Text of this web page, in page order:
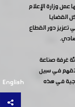
English
وزارة الإعلام
القضايا
تعزيز دور القطاع
غرفة صناعة
في سبيل
في هذه